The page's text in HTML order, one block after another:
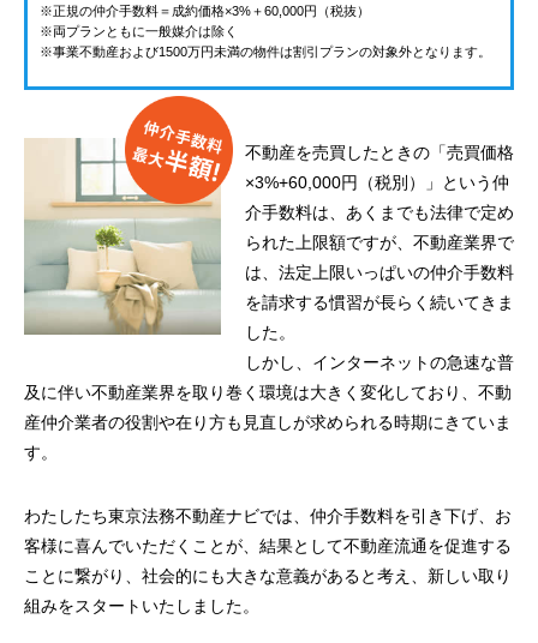
※正規の仲介手数料＝成約価格×3%＋60,000円（税抜）
※両プランともに一般媒介は除く
※事業不動産および1500万円未満の物件は割引プランの対象外となります。
不動産を売買したときの「売買価格
×3%+60,000円（税別）」という仲
介手数料は、あくまでも法律で定め
られた上限額ですが、不動産業界で
は、法定上限いっぱいの仲介手数料
を請求する慣習が長らく続いてきま
した。
しかし、インターネットの急速な普
及に伴い不動産業界を取り巻く環境は大きく変化しており、不動
産仲介業者の役割や在り方も見直しが求められる時期にきていま
す。
わたしたち東京法務不動産ナビでは、仲介手数料を引き下げ、お
客様に喜んでいただくことが、結果として不動産流通を促進する
ことに繋がり、社会的にも大きな意義があると考え、新しい取り
組みをスタートいたしました。